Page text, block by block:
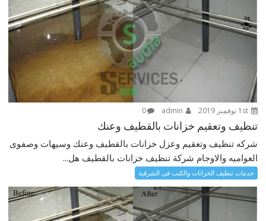
1st نوفمبر 2019 0
تنظيف وتعقيم خزانات بالقطيف وعنك
شركه تنظيف وتعقيم وعزل خزانات بالقطيف وعنك وسيهات وصفوى
العواميه والاوجام شركة تنظيف خزانات بالقطيف هل...
خدمات تنظيف الخزانات والكنب فى الشرقية